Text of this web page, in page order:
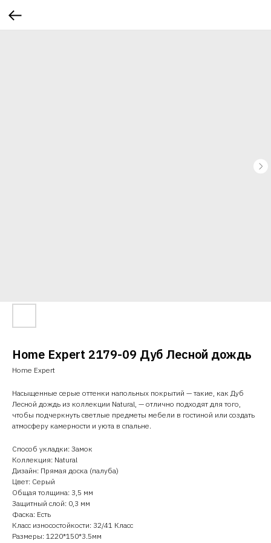
Home Expert 2179-09 Дуб Лесной дождь
Home Expert
Насыщенные серые оттенки напольных покрытий — такие, как Дуб
Лесной дождь из коллекции Natural, — отлично подходят для того,
чтобы подчеркнуть светлые предметы мебели в гостиной или создать
атмосферу камерности и уюта в спальне.
Способ укладки: Замок
Коллекция: Natural
Дизайн: Прямая доска (палуба)
Цвет: Серый
Общая толщина: 3,5 мм
Защитный слой: 0,3 мм
Фаска: Есть
Класс износостойкости: 32/41 Класс
Размеры: 1220*150*3.5мм